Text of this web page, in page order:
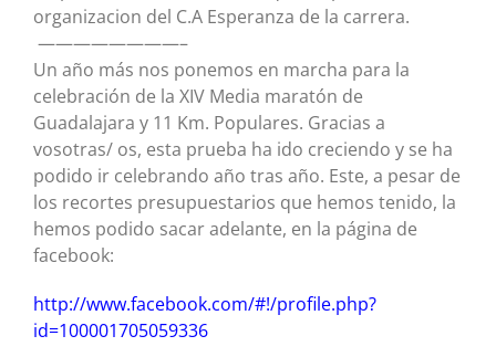
organizacion del C.A Esperanza de la carrera.
————————–
Un año más nos ponemos en marcha para la
celebración de la XIV Media maratón de
Guadalajara y 11 Km. Populares. Gracias a
vosotras/ os, esta prueba ha ido creciendo y se ha
podido ir celebrando año tras año. Este, a pesar de
los recortes presupuestarios que hemos tenido, la
hemos podido sacar adelante, en la página de
facebook:
http://www.facebook.com/#!/profile.php?
id=100001705059336